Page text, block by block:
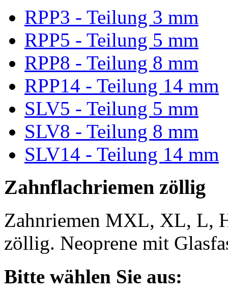
RPP3 - Teilung 3 mm
RPP5 - Teilung 5 mm
RPP8 - Teilung 8 mm
RPP14 - Teilung 14 mm
SLV5 - Teilung 5 mm
SLV8 - Teilung 8 mm
SLV14 - Teilung 14 mm
Zahnflachriemen zöllig
Zahnriemen MXL, XL, L,
zöllig. Neoprene mit
Bitte wählen Sie aus: